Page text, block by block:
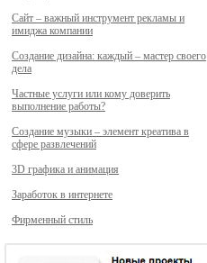
Сайт – важный инструмент рекламы и
имиджа компании
Создание дизайна: каждый – мастер своего
дела
Частные услуги или кому доверить
выполнение работы?
Создание музыки – элемент креатива в
сфере развлечений
3D графика и анимация
Заработок в интернете
Фирменный стиль